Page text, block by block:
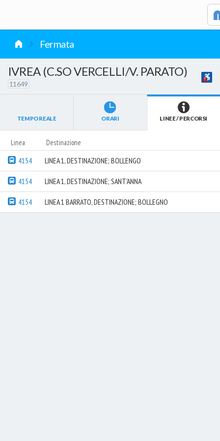
Fermata
IVREA (C.SO VERCELLI/V. PARATO)
11649
TEMPO REALE ORARI LINEE / PERCORSI
Linea Destinazione
4154 LINEA 1, DESTINAZIONE; BOLLENGO
4154 LINEA 1, DESTINAZIONE; SANT'ANNA
4154 LINEA 1 BARRATO, DESTINAZIONE; BOLLEGNO